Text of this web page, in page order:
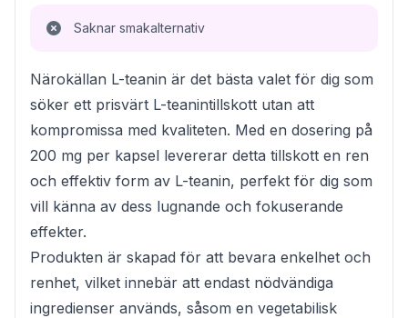
Saknar smakalternativ
Närokällan L-teanin är det bästa valet för dig som
söker ett prisvärt L-teanintillskott utan att
kompromissa med kvaliteten. Med en dosering på
200 mg per kapsel levererar detta tillskott en ren
och effektiv form av L-teanin, perfekt för dig som
vill känna av dess lugnande och fokuserande
effekter.
Produkten är skapad för att bevara enkelhet och
renhet, vilket innebär att endast nödvändiga
ingredienser används, såsom en vegetabilisk